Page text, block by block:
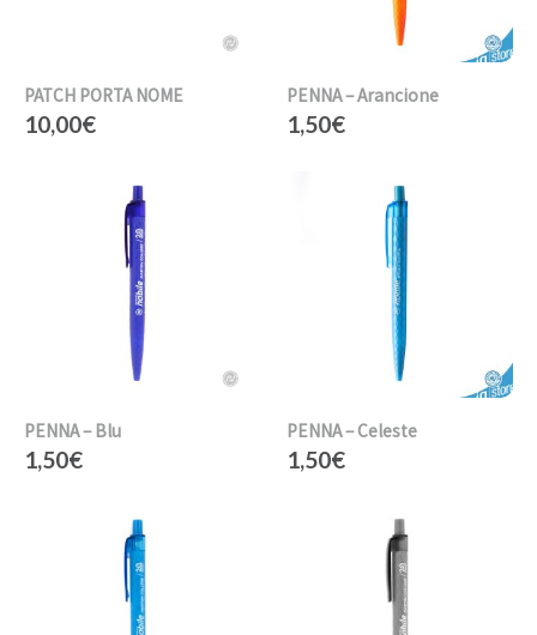
PATCH PORTA NOME
10,00€
PENNA – Arancione
1,50€
PENNA – Blu
1,50€
PENNA – Celeste
1,50€